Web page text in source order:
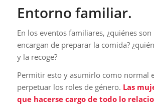
Entorno familiar.
En los eventos familiares, ¿quiénes son
encargan de preparar la comida?
y la recoge?
Permitir esto y asumirlo como normal
perpetuar los roles de género. Las
que hacerse cargo de todo lo